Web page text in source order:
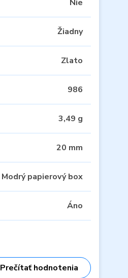
Nie
Žiadny
Zlato
986
3,49 g
20 mm
Modrý papierový box
Áno
Prečítať hodnotenia